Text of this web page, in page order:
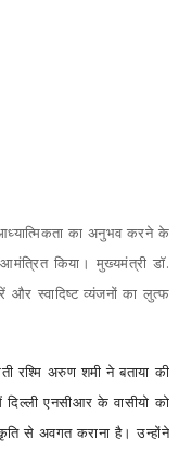
का अनुभव करने के
किया। मुख्यमंत्री डॉ.
स्वादिष्ट व्यंजनों का लुत्फ
रश्मि अरुण शमी ने बताया की
एनसीआर के वासीयो को
से अवगत कराना है। उन्होंने